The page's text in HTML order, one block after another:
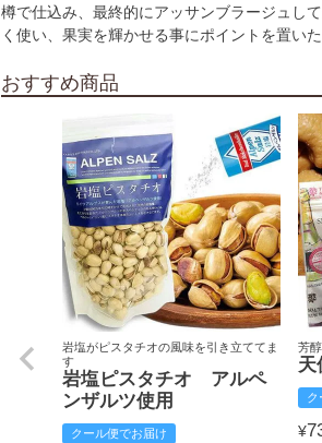
樽で仕込み、最終的にアッサンブラージュし
く使い、果実を輝かせる事にポイントを置いた
おすすめ商品
岩塩がピスタチオの風味を引き立ててま
す
岩塩ピスタチオ アルペ
ンザルツ使用
クール便でお届け
芳
天
ク
¥